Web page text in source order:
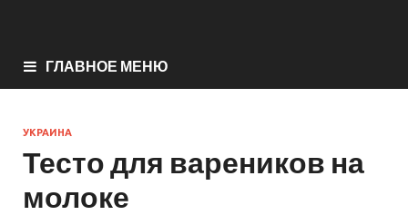
ГЛАВНОЕ МЕНЮ
УКРАИНА
Тесто для вареников на
молоке